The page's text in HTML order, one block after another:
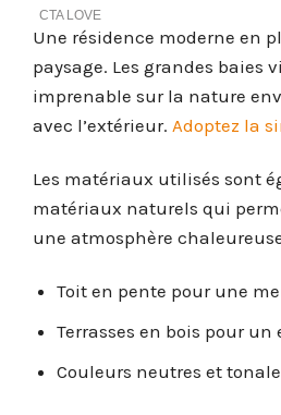
Une résidence moderne en
paysage. Les grandes
imprenable sur la nature
avec l’extérieur. Adoptez la
Les matériaux utilisés sont
matériaux naturels qui
une atmosphère
Toit en pente pour une
Terrasses en bois pour
Couleurs neutres et